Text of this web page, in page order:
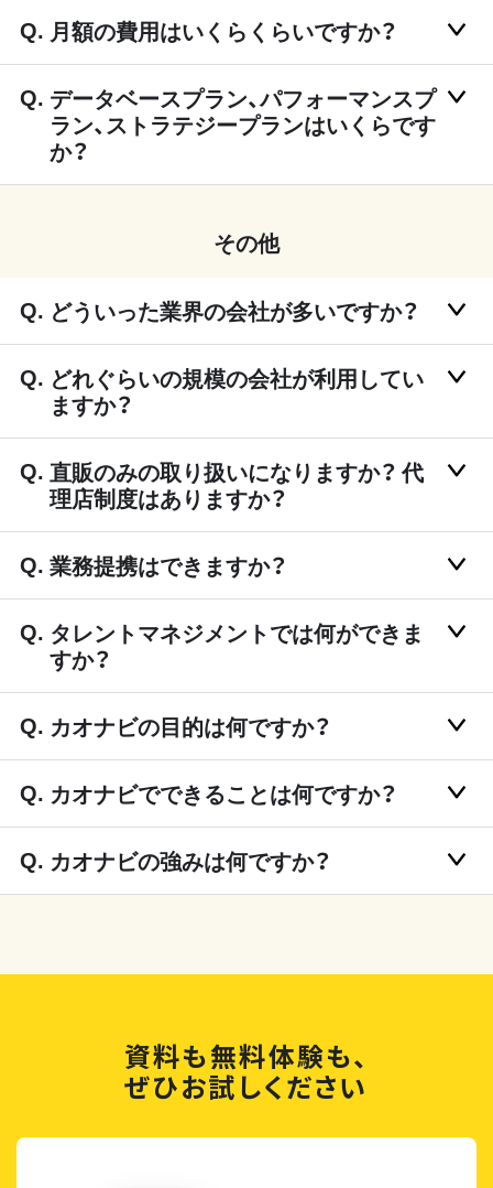
月額の費用はいくらくらいですか？
データベースプラン、パフォーマンスプ
ラン、ストラテジープランはいくらです
か？
その他
どういった業界の会社が多いですか？
どれぐらいの規模の会社が利用してい
ますか？
直販のみの取り扱いになりますか？ 代
理店制度はありますか？
業務提携はできますか？
タレントマネジメントでは何ができま
すか？
カオナビの目的は何ですか？
カオナビでできることは何ですか？
カオナビの強みは何ですか？
資料も無料体験も、
ぜひお試しください